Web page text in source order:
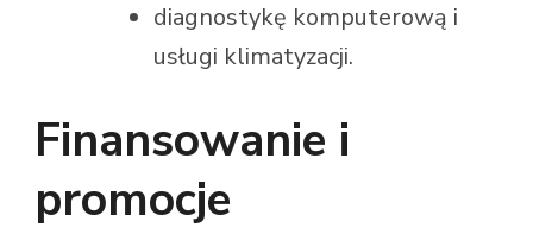
diagnostykę komputerową i
usługi klimatyzacji.
Finansowanie i
promocje